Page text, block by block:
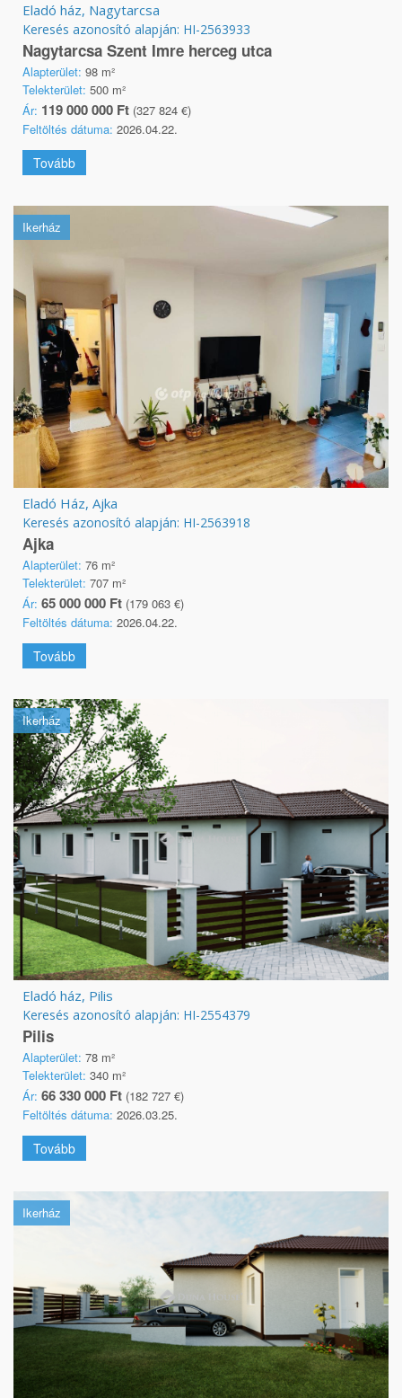
Eladó ház, Nagytarcsa
Keresés azonosító alapján: HI-2563933
Nagytarcsa Szent Imre herceg utca
Alapterület: 98 m²
Telekterület: 500 m²
Ár: 119 000 000 Ft (327 824 €)
Feltöltés dátuma: 2026.04.22.
Tovább
Ikerház
Eladó Ház, Ajka
Keresés azonosító alapján: HI-2563918
Ajka
Alapterület: 76 m²
Telekterület: 707 m²
Ár: 65 000 000 Ft (179 063 €)
Feltöltés dátuma: 2026.04.22.
Tovább
Ikerház
Eladó ház, Pilis
Keresés azonosító alapján: HI-2554379
Pilis
Alapterület: 78 m²
Telekterület: 340 m²
Ár: 66 330 000 Ft (182 727 €)
Feltöltés dátuma: 2026.03.25.
Tovább
Ikerház